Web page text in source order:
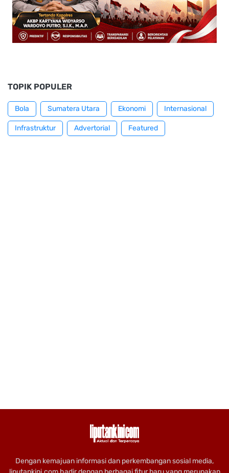
TOPIK POPULER
Bola Sumatera Utara Ekonomi Internasional
Infrastruktur Advertorial Featured
Dengan kemajuan informasi dan perkembangan sosial media,